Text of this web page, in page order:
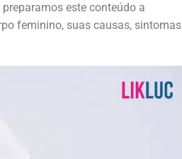
este conteúdo a
feminino, suas causas, sintomas